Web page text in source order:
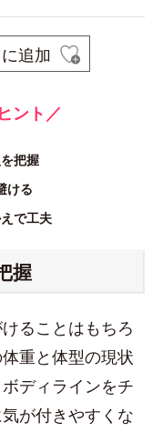
追加
ント／
把握
ける
で工夫
握
ることはもちろ
重と体型の現状
ディラインをチ
が付きやすくな